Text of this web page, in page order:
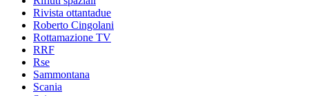
Rivista ottantadue
Roberto Cingolani
Rottamazione TV
RRF
Rse
Sammontana
Scania